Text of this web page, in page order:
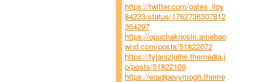
https://twitter.com/gates_lloy
84233/status/1762736307812
364297
https://opuchaknosin.amebao
wnd.com/posts/51822072
https://fyjanizigihe.themedia.j
p/posts/51822109
https://eraqipevymogh.theme